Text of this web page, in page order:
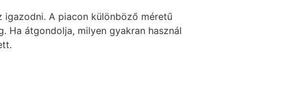
A piacon különböző méretű
átgondolja, milyen gyakran használ